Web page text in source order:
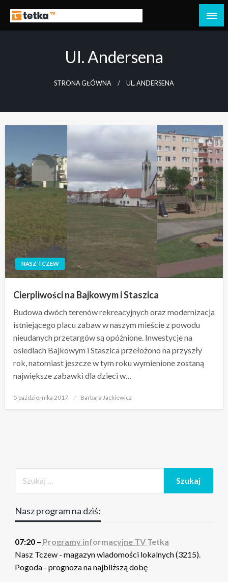
treściTv Tetka Tczew
Tetka Tczew – Twoja lokalna telewizja!
Ul. Andersena
STRONA GŁÓWNA UL. ANDERSENA
NASZ TCZEW
Cierpliwości na Bajkowym i Staszica
Budowa dwóch terenów rekreacyjnych oraz modernizacja
istniejącego placu zabaw w naszym mieście z powodu
nieudanych przetargów są opóźnione. Inwestycje na
osiedlach Bajkowym i Staszica przełożono na przyszły
rok, natomiast jeszcze w tym roku wymienione zostaną
największe zabawki dla dzieci w…
Opublikowane
5 października 2017 Barbara Jackiewicz
Nasz program na dziś:
07:20 – Programy informacyjne TV Tetka
Nasz Tczew - magazyn wiadomości lokalnych (3215).
Pogoda - prognoza na najbliższą dobę